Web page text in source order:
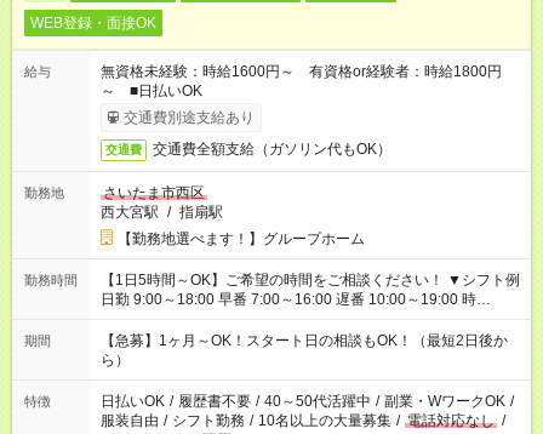
WEB登録・面接OK
給与
無資格未経験：時給1600円～ 有資格or経験者：時給1800円
～ ■日払いOK
交通費別途支給あり
交通費 交通費全額支給（ガソリン代もOK）
勤務地
さいたま市西区
西大宮駅 / 指扇駅
【勤務地選べます！】グループホーム
勤務時間
【1日5時間～OK】ご希望の時間をご相談ください！ ▼シフト例
日勤 9:00～18:00 早番 7:00～16:00 遅番 10:00～19:00 時
短 10:00～15:00 上記はあくまで一例です。 「夕方までには帰宅
しておきたい」 「朝はゆっくりのスタートがいい」 「お昼の時
間を有効に使いたい」 など、ご希望があれば教えてください
ね。
期間
【急募】1ヶ月～OK！スタート日の相談もOK！（最短2日後か
ら）
特徴 日払いOK / 履歴書不要 / 40～50代活躍中 / 副業・WワークOK /
服装自由 / シフト勤務 / 10名以上の大量募集 / 電話対応なし /